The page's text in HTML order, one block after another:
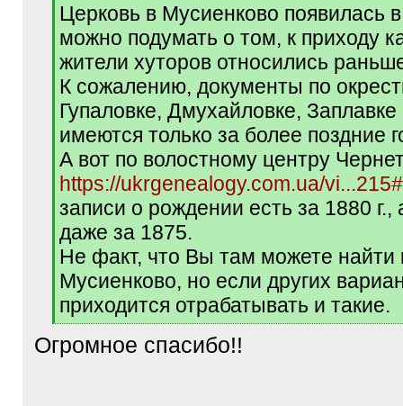
[
q
]
Церковь в Мусиенково появилась в
можно подумать о том, к приходу
жители хуторов относились
К сожалению, документы по
Гупаловке, Дмухайловке,
имеются только за более поздние
А вот по волостному центру
https://ukrgenealogy.com.ua/
записи о рождении есть за 1880 г.,
даже за 1875.
Не факт, что Вы там можете найти
Мусиенково, но если других
приходится отрабатывать и такие.
[
/
q
Огромное спасибо!!